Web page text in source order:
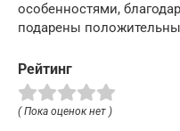
особенностями,
подарены
Рейтинг
( Пока оценок нет )